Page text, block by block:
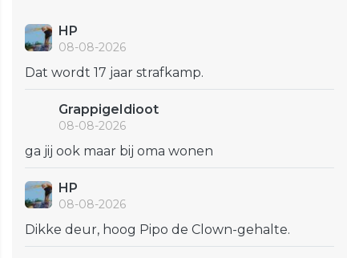
HP
08-08-2026
Dat wordt 17 jaar strafkamp.
GrappigeIdioot
08-08-2026
ga jij ook maar bij oma wonen
HP
08-08-2026
Dikke deur, hoog Pipo de Clown-gehalte.